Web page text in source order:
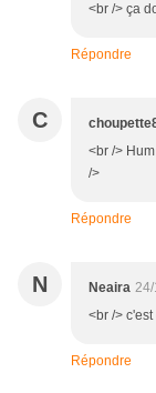
<br /> ça
Répondre
C
<br />
/>
Répondre
N Neaira
<br />
Répondre